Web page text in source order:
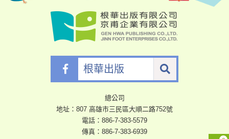
根華出版
總公司
地址：807 高雄市三民區大順二路752號
電話： 886-7-383-5579
傳真：886-7-383-6939